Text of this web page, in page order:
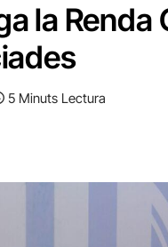
la Renda
5 Minuts Lectura